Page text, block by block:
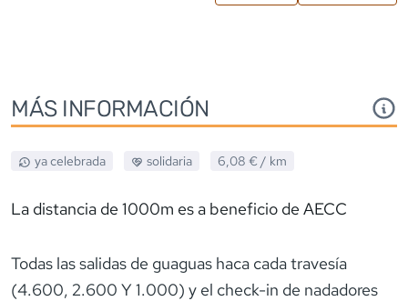
MÁS INFORMACIÓN
ya celebrada solidaria 6,08 € / km
La distancia de 1000m es a beneficio de AECC
Todas las salidas de guaguas haca cada travesía
(4.600, 2.600 Y 1.000) y el check-in de nadadores